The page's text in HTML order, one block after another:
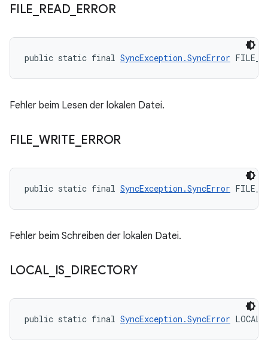
FILE READ_ ERROR
public static final SyncException.SyncError
Fehler beim Lesen der lokalen Datei.
FILE WRITE ERROR
public static final SyncException.SyncError
Fehler beim Schreiben der lokalen Datei.
LOCAL_ IS DIRECTORY
public static final SyncException.SyncError